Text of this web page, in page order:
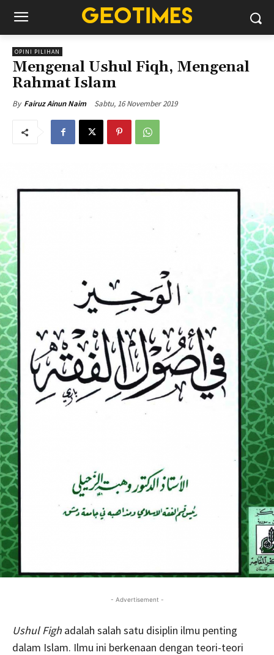
OPINI PILIHAN
Mengenal Ushul Fiqh, Mengenal
Rahmat Islam
By Fairuz Ainun Naim Sabtu, 16 November 2019
- Advertisement -
Ushul Figh adalah salah satu disiplin ilmu penting
dalam Islam. Ilmu ini berkenaan dengan teori-teori